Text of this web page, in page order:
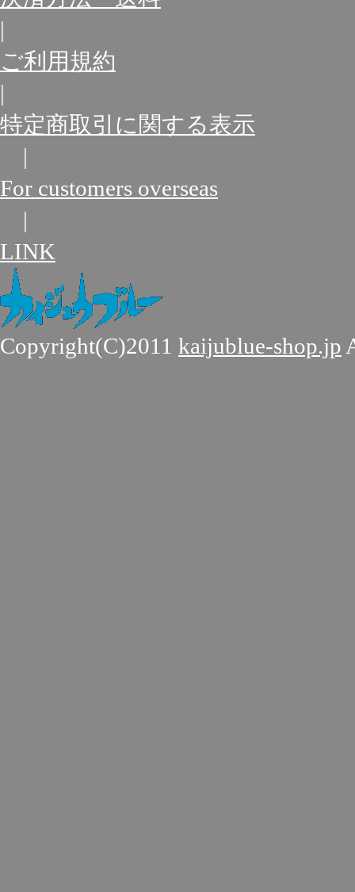
|
ご利用規約
|
特定商取引に関する表示
|
For customers overseas
|
LINK
Copyright(C)2011 kaijublue-shop.jp